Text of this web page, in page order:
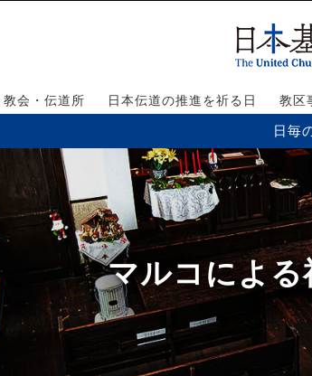
教会・伝道所 日本伝道の推進を祈る日 教区
日毎
マルコによる